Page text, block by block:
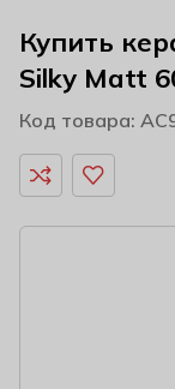
Купить
Silky Matt
Код товара: